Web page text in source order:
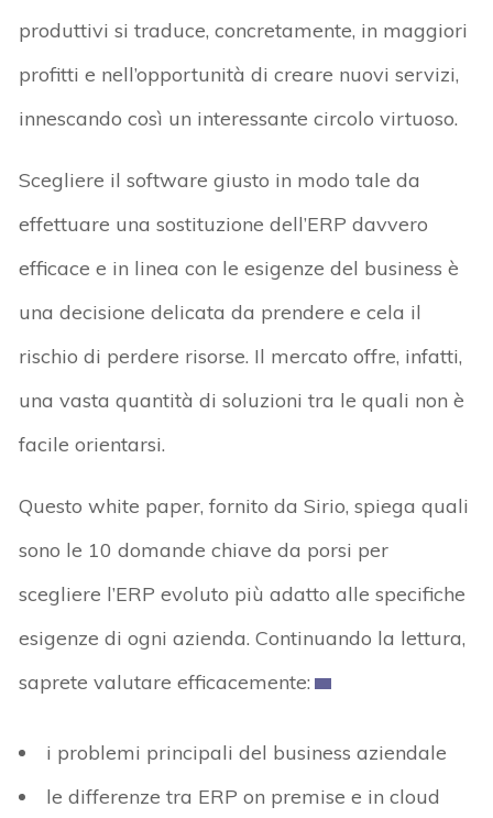
produttivi si traduce, concretamente, in maggiori
profitti e nell’opportunità di creare nuovi servizi,
innescando così un interessante circolo virtuoso.
Scegliere il software giusto in modo tale da
effettuare una sostituzione dell’ERP davvero
efficace e in linea con le esigenze del business è
una decisione delicata da prendere e cela il
rischio di perdere risorse. Il mercato offre, infatti,
una vasta quantità di soluzioni tra le quali non è
facile orientarsi.
Questo white paper, fornito da Sirio, spiega quali
sono le 10 domande chiave da porsi per
scegliere l’ERP evoluto più adatto alle specifiche
esigenze di ogni azienda. Continuando la lettura,
saprete valutare efficacemente:
i problemi principali del business aziendale
le differenze tra ERP on premise e in cloud